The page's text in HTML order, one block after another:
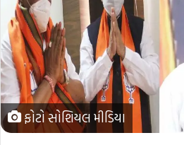
ફોટો સોશિયલ મીડિયા